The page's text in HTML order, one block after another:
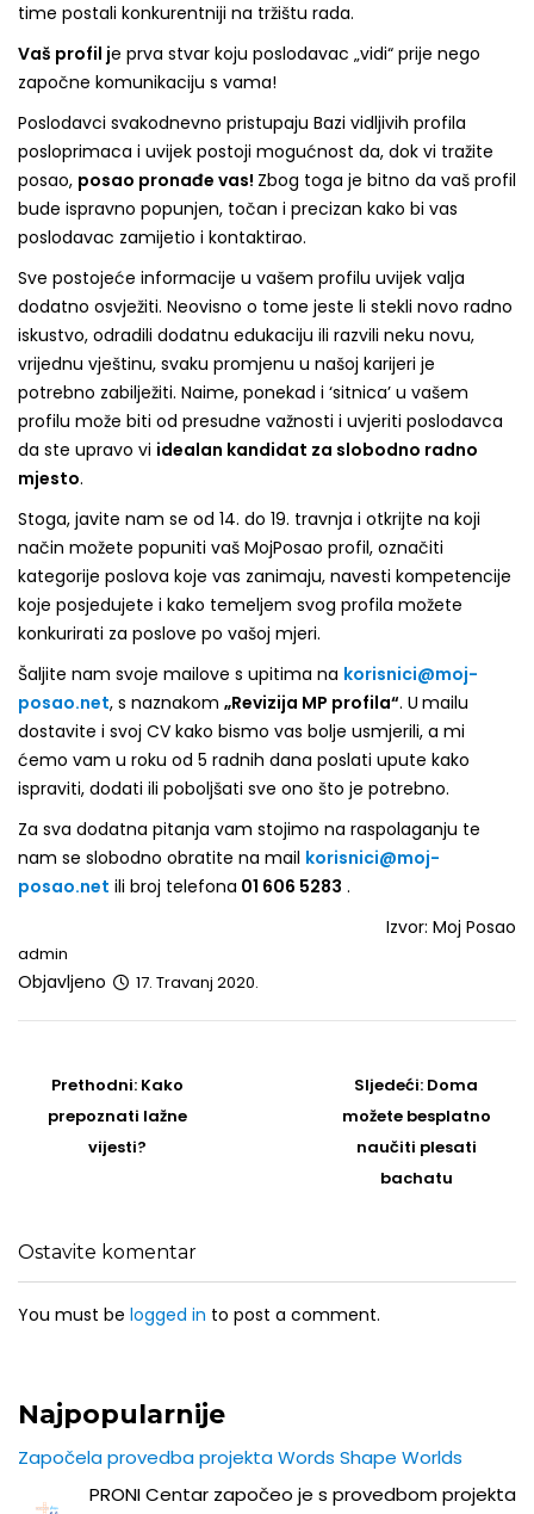
time postali konkurentniji na tržištu rada.
Vaš profil je prva stvar koju poslodavac „vidi“ prije nego
započne komunikaciju s vama!
Poslodavci svakodnevno pristupaju Bazi vidljivih profila
posloprimaca i uvijek postoji mogućnost da, dok vi tražite
posao, posao pronađe vas! Zbog toga je bitno da vaš profil
bude ispravno popunjen, točan i precizan kako bi vas
poslodavac zamijetio i kontaktirao.
Sve postojeće informacije u vašem profilu uvijek valja
dodatno osvježiti. Neovisno o tome jeste li stekli novo radno
iskustvo, odradili dodatnu edukaciju ili razvili neku novu,
vrijednu vještinu, svaku promjenu u našoj karijeri je
potrebno zabilježiti. Naime, ponekad i ‘sitnica’ u vašem
profilu može biti od presudne važnosti i uvjeriti poslodavca
da ste upravo vi idealan kandidat za slobodno radno
mjesto.
Stoga, javite nam se od 14. do 19. travnja i otkrijte na koji
način možete popuniti vaš MojPosao profil, označiti
kategorije poslova koje vas zanimaju, navesti kompetencije
koje posjedujete i kako temeljem svog profila možete
konkurirati za poslove po vašoj mjeri.
Šaljite nam svoje mailove s upitima na korisnici@moj-
posao.net, s naznakom „Revizija MP profila“. U mailu
dostavite i svoj CV kako bismo vas bolje usmjerili, a mi
ćemo vam u roku od 5 radnih dana poslati upute kako
ispraviti, dodati ili poboljšati sve ono što je potrebno.
Za sva dodatna pitanja vam stojimo na raspolaganju te
nam se slobodno obratite na mail korisnici@moj-
posao.net ili broj telefona 01 606 5283 .
Izvor: Moj Posao
admin
Objavljeno 17. Travanj 2020.
navigation
Prethodni: Prethodni
post
Kako
prepoznati lažne
vijesti?
Sljedeći: Sljedeći
Post
Doma
možete besplatno
naučiti plesati
bachatu
Ostavite komentar
You must be logged in to post a comment.
Najpopularnije
Započela provedba projekta Words Shape Worlds
PRONI Centar započeo je s provedbom projekta